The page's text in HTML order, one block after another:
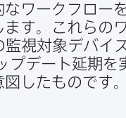
ワークフローを
す。​これらの​
視対象デバイ
プデート延期を​
した​ものです。